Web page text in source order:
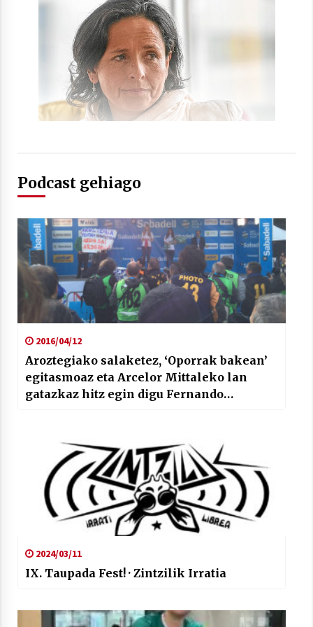
Arrosaren laburpen bideoa Hamaika
Telebistaren eskutik
2021/06/30
Podcast gehiago
2016/04/12
Aroztegiako salaketez, ‘Oporrak bakean’
egitasmoaz eta Arcelor Mittaleko lan
gatazkaz hitz egin digu Fernando
2024/03/11
IX. Taupada Fest! · Zintzilik Irratia